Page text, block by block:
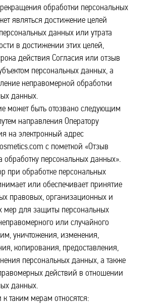
обработки персональных
являться достижение целей
данных или утрата
в достижении этих целей,
действия Согласия или отзыв
персональных данных, а
неправомерной обработки
данных.
может быть отозвано следующим
направления Оператору
на электронный адрес
с пометкой «Отзыв
обработку персональных данных».
при обработке персональных
или обеспечивает принятие
правовых, организационных и
мер для защиты персональных
или случайного
уничтожения, изменения,
копирования, предоставления,
персональных данных, а также
действий в отношении
данных.
к таким мерам относятся: